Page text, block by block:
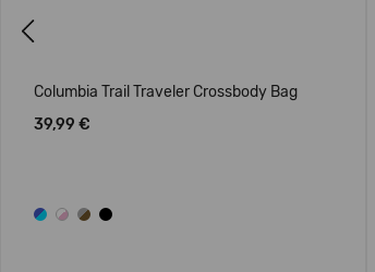
Columbia Trail Traveler Crossbody Bag
39,99 €